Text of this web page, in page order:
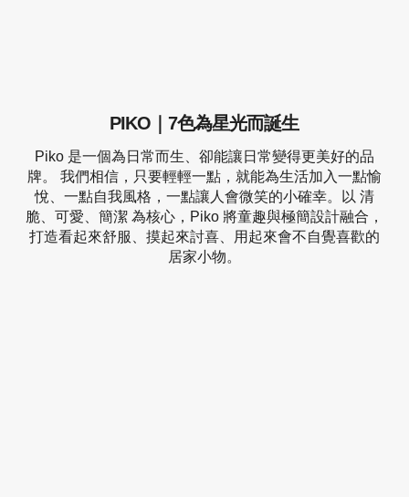
PIKO｜7色為星光而誕生
Piko 是一個為日常而生、卻能讓日常變得更美好的品
牌。 我們相信，只要輕輕一點，就能為生活加入一點愉
悅、一點自我風格，一點讓人會微笑的小確幸。以 清
脆、可愛、簡潔 為核心，Piko 將童趣與極簡設計融合，
打造看起來舒服、摸起來討喜、用起來會不自覺喜歡的
居家小物。